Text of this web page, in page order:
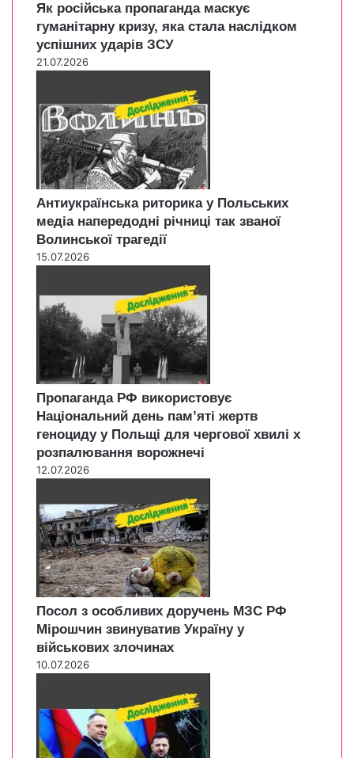
Як російська пропаганда маскує
гуманітарну кризу, яка стала наслідком
успішних ударів ЗСУ
21.07.2026
Антиукраїнська риторика у Польських
медіа напередодні річниці так званої
Волинської трагедії
15.07.2026
Пропаганда РФ використовує
Національний день пам’яті жертв
геноциду у Польщі для чергової хвилі х
розпалювання ворожнечі
12.07.2026
Посол з особливих доручень МЗС РФ
Мірошчин звинуватив Україну у
військових злочинах
10.07.2026